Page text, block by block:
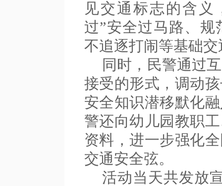
见交通标志的含义
过”安全过马路、
不追逐打闹等基础
同时，民警通过
接受的形式，调动
安全知识潜移默化
警还向幼儿园教职
资料，进一步强化
交通安全弦。
活动当天共发放